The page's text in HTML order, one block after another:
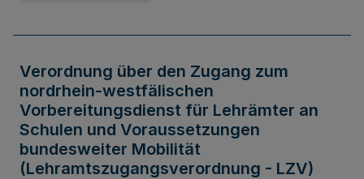
Verordnung über den Zugang zum
nordrhein-westfälischen
Vorbereitungsdienst für Lehrämter an
Schulen und Voraussetzungen
bundesweiter Mobilität
(Lehramtszugangsverordnung - LZV)